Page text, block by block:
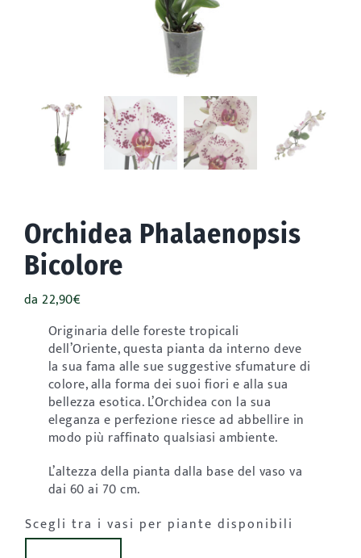
Orchidea Phalaenopsis
Bicolore
da22,90€
Originaria delle foreste tropicali
dell’Oriente, questa pianta da interno deve
la sua fama alle sue suggestive sfumature di
colore, alla forma dei suoi fiori e alla sua
bellezza esotica. L’Orchidea con la sua
eleganza e perfezione riesce ad abbellire in
modo più raffinato qualsiasi ambiente.
L’altezza della pianta dalla base del vaso va
dai 60 ai 70 cm.
Scegli tra i vasi per piante disponibili